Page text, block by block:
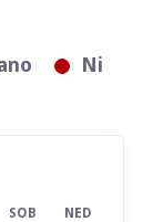
Ni
SOB NED